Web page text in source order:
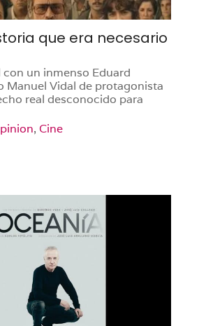
que era necesario
con un inmenso Eduard
Manuel Vidal de protagonista
real desconocido para
, Cine